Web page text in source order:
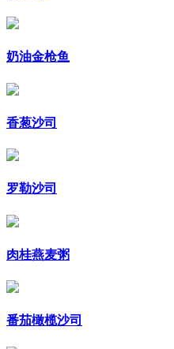
奶油金枪鱼
香葱沙司
罗勒沙司
肉桂燕麦粥
番茄橄榄沙司